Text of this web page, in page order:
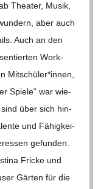
Thea­ter, Musik,
aber auch
Auch an den
Work­­
Mitschüler*innen,
Spiele“ war wie­
sind über sich hin­
und Fähig­kei­
gefun­den.
Fri­cke und
Gär­ten für die